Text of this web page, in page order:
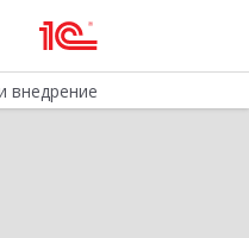
внедрение